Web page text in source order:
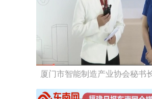
厦门市智能制造产业协会秘书